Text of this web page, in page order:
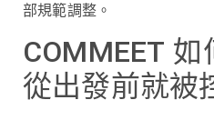
部規範調整。
COMMEET
從出發前就被